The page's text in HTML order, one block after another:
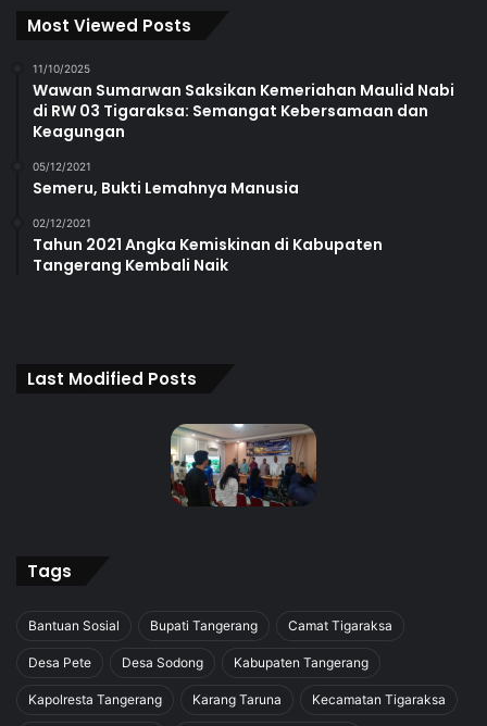
Most Viewed Posts
11/10/2025
Wawan Sumarwan Saksikan Kemeriahan Maulid Nabi
di RW 03 Tigaraksa: Semangat Kebersamaan dan
Keagungan
05/12/2021
Semeru, Bukti Lemahnya Manusia
02/12/2021
Tahun 2021 Angka Kemiskinan di Kabupaten
Tangerang Kembali Naik
Last Modified Posts
Tags
Bantuan Sosial Bupati Tangerang Camat Tigaraksa
Desa Pete Desa Sodong Kabupaten Tangerang
Kapolresta Tangerang Karang Taruna Kecamatan Tigaraksa